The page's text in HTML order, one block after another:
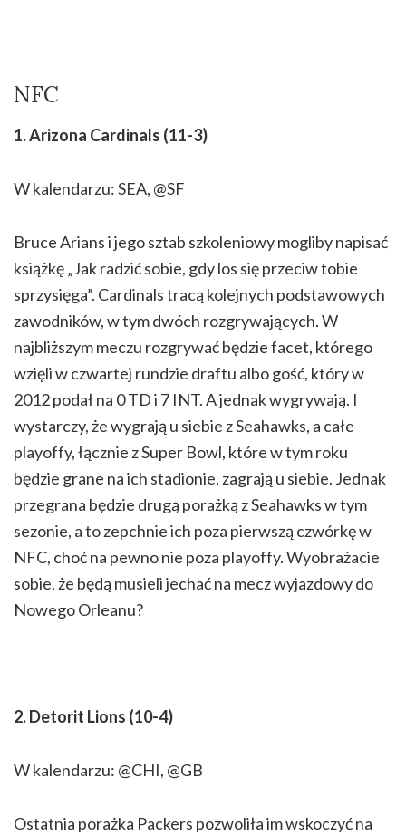
NFC
1. Arizona Cardinals (11-3)
W kalendarzu: SEA, @SF
Bruce Arians i jego sztab szkoleniowy mogliby napisać
książkę „Jak radzić sobie, gdy los się przeciw tobie
sprzysięga”. Cardinals tracą kolejnych podstawowych
zawodników, w tym dwóch rozgrywających. W
najbliższym meczu rozgrywać będzie facet, którego
wzięli w czwartej rundzie draftu albo gość, który w
2012 podał na 0 TD i 7 INT. A jednak wygrywają. I
wystarczy, że wygrają u siebie z Seahawks, a całe
playoffy, łącznie z Super Bowl, które w tym roku
będzie grane na ich stadionie, zagrają u siebie. Jednak
przegrana będzie drugą porażką z Seahawks w tym
sezonie, a to zepchnie ich poza pierwszą czwórkę w
NFC, choć na pewno nie poza playoffy. Wyobrażacie
sobie, że będą musieli jechać na mecz wyjazdowy do
Nowego Orleanu?
2. Detorit Lions (10-4)
W kalendarzu: @CHI, @GB
Ostatnia porażka Packers pozwoliła im wskoczyć na